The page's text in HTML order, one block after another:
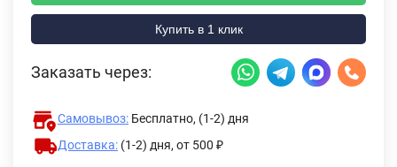
Купить в 1 клик
Заказать через:
Самовывоз: Бесплатно, (1-2) дня
Доставка: (1-2) дня, от 500 ₽